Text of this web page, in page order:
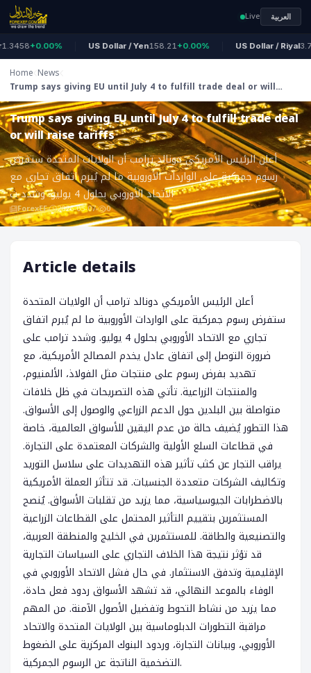
Live العربية
+0.00% US Dollar / Yen158.21+0.00% US Dollar / Riyal
Home News
Trump says giving EU until July 4 to fulfill trade deal or will
raise tariffs
ForexEF
Trump says giving EU until July 4 to fulfill trade deal
or will raise tariffs
أعلن الرئيس الأمريكي دونالد ترامب أن الولايات المتحدة ستفرض
رسوم جمركية على الواردات الأوروبية ما لم يُبرم اتفاق تجاري مع
الاتحاد الأوروبي بحلول 4 يوليو. وشدد ت
ForexEF 2026-05-07 0
Article details
أعلن الرئيس الأمريكي دونالد ترامب أن الولايات المتحدة
ستفرض رسوم جمركية على الواردات الأوروبية ما لم يُبرم اتفاق
تجاري مع الاتحاد الأوروبي بحلول 4 يوليو. وشدد ترامب على
ضرورة التوصل إلى اتفاق عادل يخدم المصالح الأمريكية، مع
تهديد بفرض رسوم على منتجات مثل الفولاذ، الألمنيوم،
والمنتجات الزراعية. تأتي هذه التصريحات في ظل خلافات
متواصلة بين البلدين حول الدعم الزراعي والوصول إلى الأسواق.
هذا التطور يُضيف حالة من عدم اليقين للأسواق العالمية، خاصة
في قطاعات السلع الأولية والشركات المعتمدة على التجارة.
يراقب التجار عن كثب تأثير هذه التهديدات على سلاسل التوريد
وتكاليف الشركات متعددة الجنسيات. قد تتأثر العملة الأمريكية
بالاضطرابات الجيوسياسية، مما يزيد من تقلبات الأسواق. يُنصح
المستثمرين بتقييم التأثير المحتمل على القطاعات الزراعية
والتصنيعية والطاقة. للمستثمرين في الخليج والمنطقة العربية،
قد تؤثر نتيجة هذا الخلاف التجاري على السياسات التجارية
الإقليمية وتدفق الاستثمار. في حال فشل الاتحاد الأوروبي في
الوفاء بالموعد النهائي، قد تشهد الأسواق ردود فعل حادة،
مما يزيد من نشاط التحوط وتفضيل الأصول الآمنة. من المهم
مراقبة التطورات الدبلوماسية بين الولايات المتحدة والاتحاد
الأوروبي، وبيانات التجارة، وردود البنوك المركزية على الضغوط
التضخمية الناتجة عن الرسوم الجمركية.